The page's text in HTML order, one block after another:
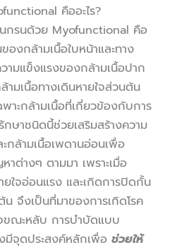
คืออะไร?
นกรนด้วย Myofunctional คือ
องกล้ามเนื้อใบหน้าและทาง
ามแข็งแรงของกล้ามเนื้อปาก
ามเนื้อทางเดินหายใจส่วนต้น
าะกล้ามเนื้อที่เกี่ยวข้องกับการ
ษาชนิดนี้ช่วยเสริมสร้างความ
กล้ามเนื้อเพดานอ่อนเพื่อ
ต่างๆ ตามมา เพราะเมื่อ
ยใจอ่อนแรง และเกิดการปิดกั้น
น จึงเป็นที่มาของการเกิดโรค
ขณะหลับ การบำบัดแบบ
จุดประสงค์หลักเพื่อ ช่วยให้